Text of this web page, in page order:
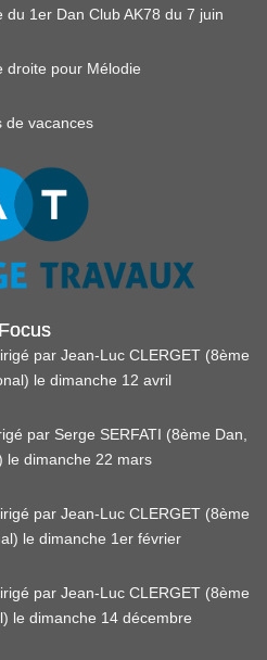
1er Dan Club AK78 du 7 juin
droite pour Mélodie
de vacances
Focus
par Jean-Luc CLERGET (8ème
le dimanche 12 avril
par Serge SERFATI (8ème Dan,
le dimanche 22 mars
par Jean-Luc CLERGET (8ème
le dimanche 1er février
par Jean-Luc CLERGET (8ème
le dimanche 14 décembre